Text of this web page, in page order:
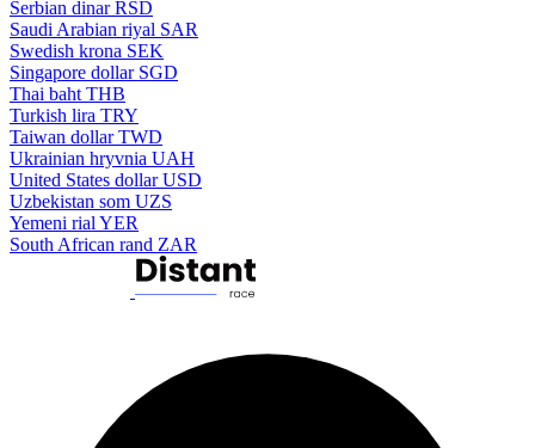
Serbian dinar RSD
Saudi Arabian riyal SAR
Swedish krona SEK
Singapore dollar SGD
Thai baht THB
Turkish lira TRY
Taiwan dollar TWD
Ukrainian hryvnia UAH
United States dollar USD
Uzbekistan som UZS
Yemeni rial YER
South African rand ZAR